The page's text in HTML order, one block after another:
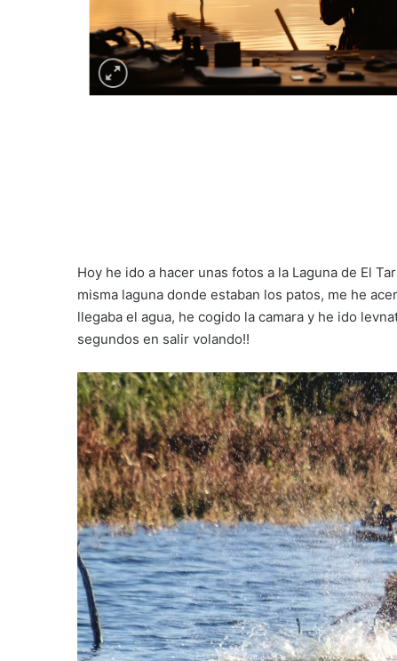
Hoy he ido a hacer unas fotos a la Laguna de El
misma laguna donde estaban los patos, me he
llegaba el agua, he cogido la camara y he ido
segundos en salir volando!!